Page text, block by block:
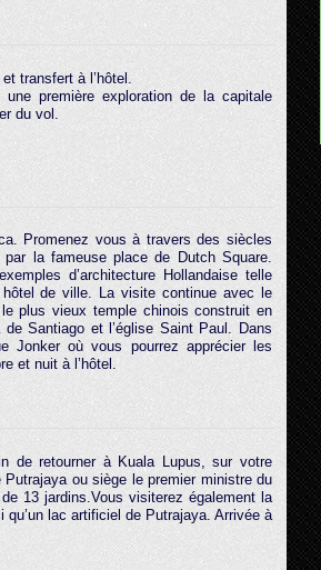
transfert à l’hôtel.
première exploration de la capitale
du vol.
Promenez vous à travers des siècles
la fameuse place de Dutch Square.
d’architecture Hollandaise telle
de ville. La visite continue avec le
plus vieux temple chinois construit en
Santiago et l’église Saint Paul. Dans
Jonker où vous pourrez apprécier les
et nuit à l’hôtel.
de retourner à Kuala Lupus, sur votre
ou siège le premier ministre du
13 jardins.Vous visiterez également la
lac artificiel de Putrajaya. Arrivée à